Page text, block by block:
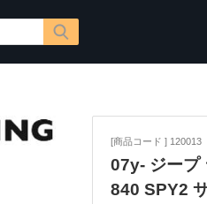
[商品コード ] 120013
07y- ジープ
840 SPY2